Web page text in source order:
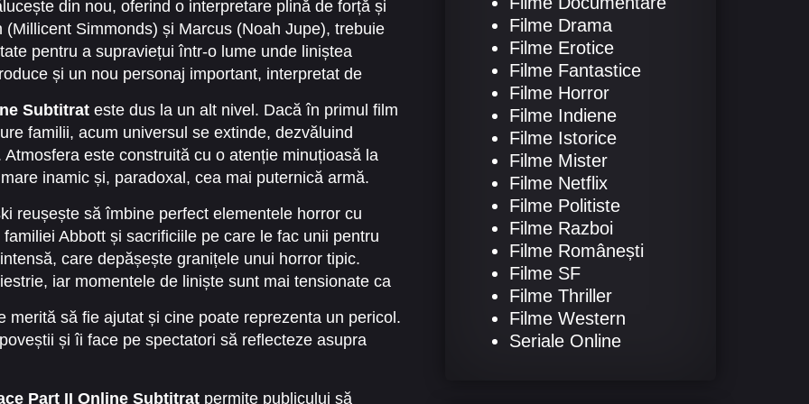
din nou, oferind o interpretare plină de forță și
Simmonds) și Marcus (Noah Jupe), trebuie
pentru a supraviețui într-o lume unde liniștea
și un nou personaj important, interpretat de
Subtitrat este dus la un alt nivel. Dacă în primul film
familii, acum universul se extinde, dezvăluind
este construită cu o atenție minuțioasă la
inamic și, paradoxal, cea mai puternică armă.
reușește să îmbine perfect elementele horror cu
Abbott și sacrificiile pe care le fac unii pentru
care depășește granițele unui horror tipic.
iar momentele de liniște sunt mai tensionate ca
să fie ajutat și cine poate reprezenta un pericol.
și îi face pe spectatori să reflecteze asupra
Part II Online Subtitrat permite publicului să
Filme Drama
Filme Erotice
Filme Fantastice
Filme Horror
Filme Indiene
Filme Istorice
Filme Mister
Filme Netflix
Filme Politiste
Filme Razboi
Filme Românești
Filme SF
Filme Thriller
Filme Western
Seriale Online